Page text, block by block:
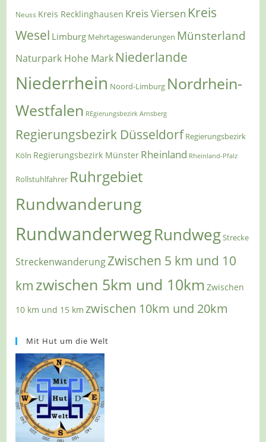
Neuss Kreis Recklinghausen Kreis Viersen Kreis
Wesel Limburg Mehrtageswanderungen Münsterland
Naturpark Hohe Mark Niederlande
Niederrhein Noord-Limburg Nordrhein-
Westfalen REgierungsbezirk Arnsberg
Regierungsbezirk Düsseldorf Regierungsbezirk
Köln Regierungsbezirk Münster Rheinland Rheinland-Pfalz
Rollstuhlfahrer Ruhrgebiet
Rundwanderung
RundwanderwegRundwegStrecke
StreckenwanderungZwischen 5 km und 10
km zwischen 5km und 10km Zwischen
10 km und 15 km zwischen 10km und 20km
Mit Hut um die Welt